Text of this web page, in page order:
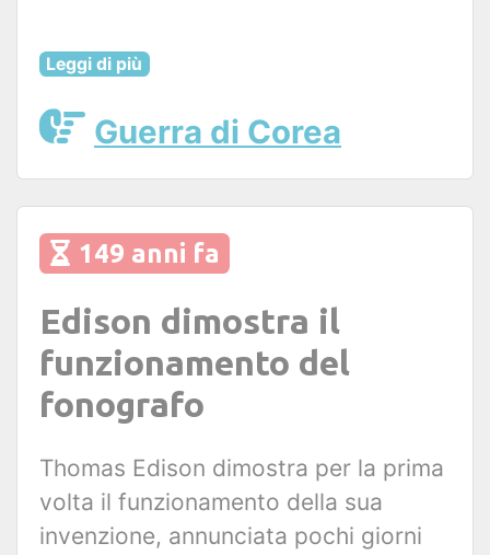
Leggi di più
Guerra di Corea
149 anni fa
Edison dimostra il
funzionamento del
fonografo
Thomas Edison dimostra per la prima
volta il funzionamento della sua
invenzione, annunciata pochi giorni